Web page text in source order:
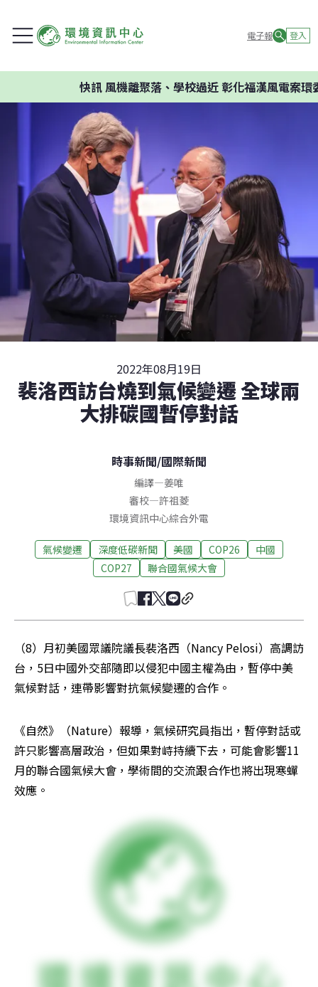
電子報 登入
快訊風機離聚落、學校過近 彰化福漢風電案環委建
2022年08月19日
裴洛西訪台燒到氣候變遷 全球兩
大排碳國暫停對話
時事新聞/國際新聞
編譯—姜唯
審校—許祖菱
環境資訊中心綜合外電
氣候變遷 深度低碳新聞 美國 COP26
中國
COP27
聯合國氣候大會
（8）月初美國眾議院議長裴洛西（Nancy Pelosi）高調訪
台，5日中國外交部隨即以侵犯中國主權為由，暫停中美
氣候對話，連帶影響對抗氣候變遷的合作。
《自然》（Nature）報導，氣候研究員指出，暫停對話或
許只影響高層政治，但如果對峙持續下去，可能會影響11
月的聯合國氣候大會，學術間的交流跟合作也將出現寒蟬
效應。